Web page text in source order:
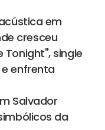
em
cresceu
Tonight", single
enfrenta
Salvador
da